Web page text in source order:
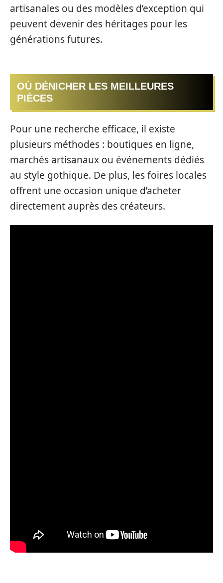
artisanales ou des modèles d’exception qui
peuvent devenir des héritages pour les
générations futures.
OÙ DÉNICHER LES MEILLEURES
PIÈCES
Pour une recherche efficace, il existe
plusieurs méthodes : boutiques en ligne,
marchés artisanaux ou événements dédiés
au style gothique. De plus, les foires locales
offrent une occasion unique d’acheter
directement auprès des créateurs.